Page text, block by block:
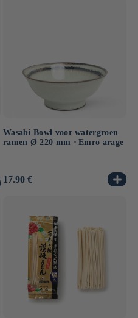
Wasabi Bowl voor watergroen
ramen Ø 220 mm ⋅ Emro arage
Normale
17.90 €